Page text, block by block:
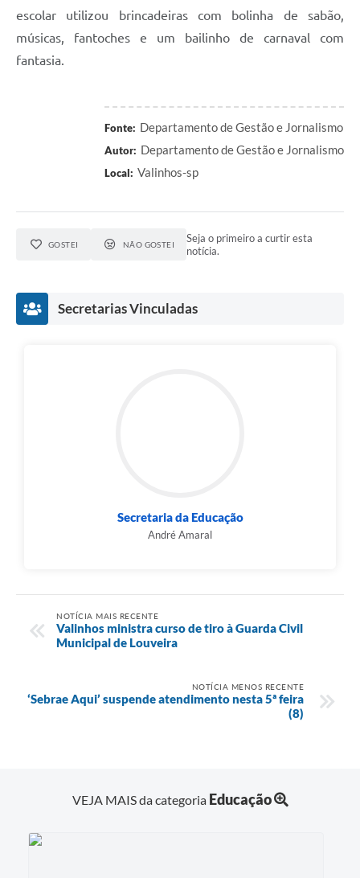
escolar utilizou brincadeiras com bolinha de sabão,
músicas, fantoches e um bailinho de carnaval com
fantasia.
Fonte: Departamento de Gestão e Jornalismo
Autor: Departamento de Gestão e Jornalismo
Local: Valinhos-sp
GOSTEI NÃO GOSTEI
Seja o primeiro a curtir esta
notícia.
Secretarias Vinculadas
Secretaria da Educação
André Amaral
NOTÍCIA MAIS RECENTE
Valinhos ministra curso de tiro à Guarda Civil
Municipal de Louveira
NOTÍCIA MENOS RECENTE
‘Sebrae Aqui’ suspende atendimento nesta 5ª feira
(8)
VEJA MAIS da categoria Educação